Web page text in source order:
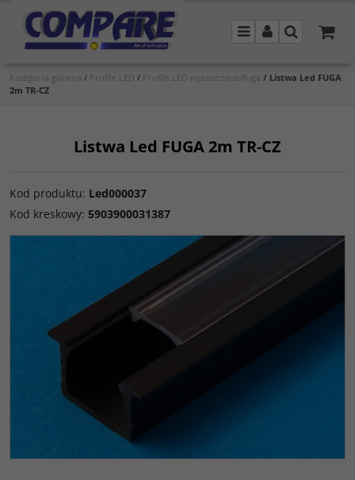
MenuPanelSzukaj
Kategoria główna / Profile LED / Profile LED wpuszczane/fuga / Listwa Led FUGA
2m TR-CZ
Listwa Led FUGA 2m TR-CZ
Kod produktu: Led000037
Kod kreskowy: 5903900031387